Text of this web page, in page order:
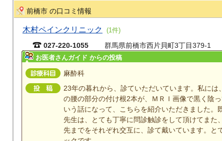
前橋市 の口コミ情報
木村ペインクリニック (1件)
027-220-1055 群馬県前橋市西片貝町3丁目379-1
お医者さんガイド からの投稿
麻酔科
23年の暮れから、診ていただいています。私に
の腰の部分の付け根2本が、ＭＲＩ画像で黒く陰
いう話になって、こちらを紹介いただきました
先生は、とても丁寧に問診触診をして頂けてま
先までをそれぞれ交互に、診て戴いています。